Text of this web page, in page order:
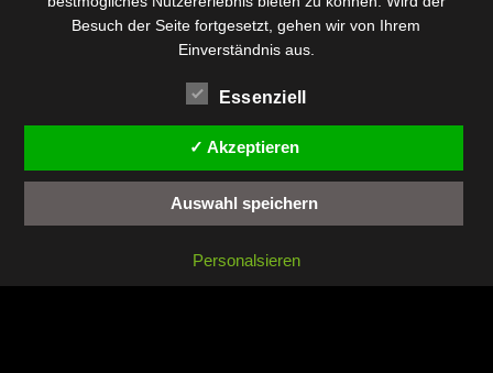
Besuch der Seite fortgesetzt, gehen wir von Ihrem
Einverständnis aus.
Essenziell
✓ Akzeptieren
Auswahl speichern
Personalsieren